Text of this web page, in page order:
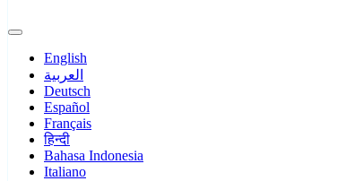
English
العربية
Deutsch
Español
Français
हिन्दी
Bahasa Indonesia
Italiano